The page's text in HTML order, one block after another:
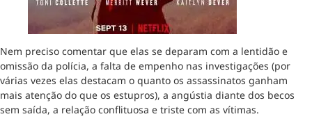
Nem preciso comentar que elas se deparam com a lentidão e
omissão da polícia, a falta de empenho nas investigações (por
várias vezes elas destacam o quanto os assassinatos ganham
mais atenção do que os estupros), a angústia diante dos becos
sem saída, a relação conflituosa e triste com as vítimas.